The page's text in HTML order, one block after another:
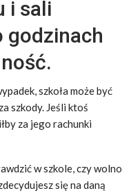
i sali
godzinach
szkoła może być
szkody. Jeśli ktoś
za jego rachunki
w szkole, czy wolno
się na daną